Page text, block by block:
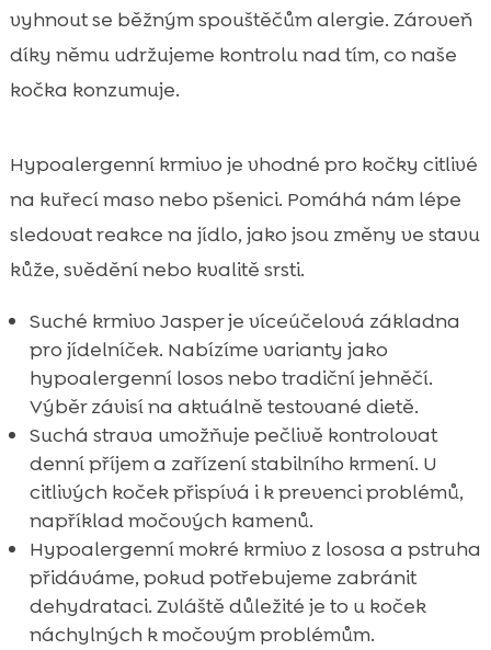
vyhnout se běžným spouštěčům alergie. Zároveň
díky němu udržujeme kontrolu nad tím, co naše
kočka konzumuje.
Hypoalergenní krmivo je vhodné pro kočky citlivé
na kuřecí maso nebo pšenici. Pomáhá nám lépe
sledovat reakce na jídlo, jako jsou změny ve stavu
kůže, svědění nebo kvalitě srsti.
Suché krmivo Jasper je víceúčelová základna
pro jídelníček. Nabízíme varianty jako
hypoalergenní losos nebo tradiční jehněčí.
Výběr závisí na aktuálně testované dietě.
Suchá strava umožňuje pečlivě kontrolovat
denní příjem a zařízení stabilního krmení. U
citlivých koček přispívá i k prevenci problémů,
například močových kamenů.
Hypoalergenní mokré krmivo z lososa a pstruha
přidáváme, pokud potřebujeme zabránit
dehydrataci. Zvláště důležité je to u koček
náchylných k močovým problémům.